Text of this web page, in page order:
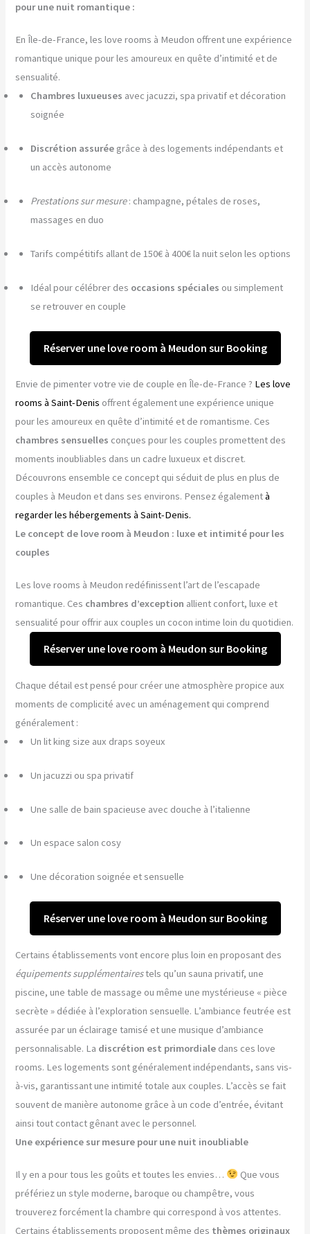
pour une nuit romantique :
En Île-de-France, les love rooms à Meudon offrent une expérience
romantique unique pour les amoureux en quête d’intimité et de
sensualité.
Chambres luxueuses avec jacuzzi, spa privatif et décoration
soignée
Discrétion assurée grâce à des logements indépendants et
un accès autonome
Prestations sur mesure: champagne, pétales de roses,
massages en duo
Tarifs compétitifs allant de 150€ à 400€ la nuit selon les options
Idéal pour célébrer des occasions spéciales ou simplement
se retrouver en couple
Réserver une love room à Meudon sur Booking
Envie de pimenter votre vie de couple en Île-de-France ? Les love
rooms à Saint-Denis offrent également une expérience unique
pour les amoureux en quête d’intimité et de romantisme. Ces
chambres sensuelles conçues pour les couples promettent des
moments inoubliables dans un cadre luxueux et discret.
Découvrons ensemble ce concept qui séduit de plus en plus de
couples à Meudon et dans ses environs. Pensez égalementà
regarder les hébergements à Saint-Denis.
Le concept de love room à Meudon : luxe et intimité pour les
couples
Les love rooms à Meudon redéfinissent l’art de l’escapade
romantique. Ces chambres d’exception allient confort, luxe et
sensualité pour offrir aux couples un cocon intime loin du quotidien.
Réserver une love room à Meudon sur Booking
Chaque détail est pensé pour créer une atmosphère propice aux
moments de complicité avec un aménagement qui comprend
généralement :
Un lit king size aux draps soyeux
Un jacuzzi ou spa privatif
Une salle de bain spacieuse avec douche à l’italienne
Un espace salon cosy
Une décoration soignée et sensuelle
Réserver une love room à Meudon sur Booking
Certains établissements vont encore plus loin en proposant des
équipements supplémentairestels qu’un sauna privatif, une
piscine, une table de massage ou même une mystérieuse « pièce
secrète » dédiée à l’exploration sensuelle. L’ambiance feutrée est
assurée par un éclairage tamisé et une musique d’ambiance
personnalisable. La discrétion est primordiale dans ces love
rooms. Les logements sont généralement indépendants, sans vis-
à-vis, garantissant une intimité totale aux couples. L’accès se fait
souvent de manière autonome grâce à un code d’entrée, évitant
ainsi tout contact gênant avec le personnel.
Une expérience sur mesure pour une nuit inoubliable
Il y en a pour tous les goûts et toutes les envies…
Que vous
préfériez un style moderne, baroque ou champêtre, vous
trouverez forcément la chambre qui correspond à vos attentes.
Certains établissements proposent même des thèmes originaux